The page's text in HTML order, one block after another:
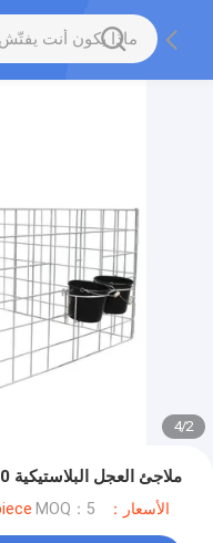
2
/
4
ملاجئ العجل البلاستيكية 50 كجم PE
الأسعار：USD 150-3000/piece MOQ：5